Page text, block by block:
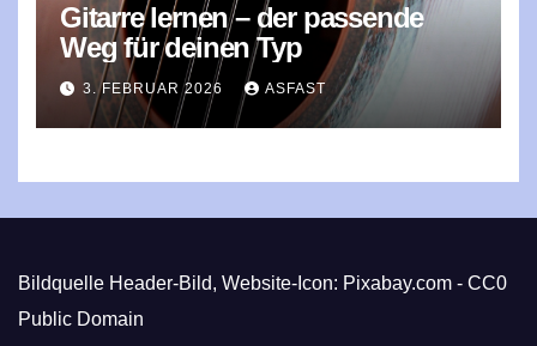
Gitarre lernen – der passende
Weg für deinen Typ
3. FEBRUAR 2026 ASFAST
Bildquelle Header-Bild, Website-Icon: Pixabay.com - CC0
Public Domain